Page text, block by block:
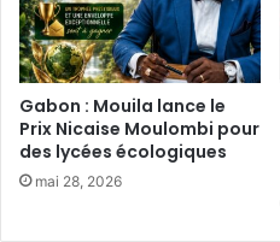
Gabon : Mouila lance le
Prix Nicaise Moulombi pour
des lycées écologiques‎
mai 28, 2026